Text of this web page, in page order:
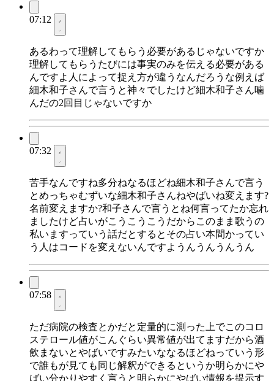
07:12
あるわって理解してもらう必要があるじゃないですか
理解してもらうたびには事実のみを伝える必要がある
んですよ人によって捉え方が違うなんだろうな例えば
細木和子さんで言うと神々でしたけど細木和子さん噛
んだの2回目じゃないですか
07:32
苦手なんですね多分ねなるほどね細木和子さんで言う
とめっちゃむずいな細木和子さんねやばいね変えます?
名前変えますか?和子さんで言うとね何言ってたか忘れ
ましたけど占いがこうこうこうだからこのまま歌うの
私いますっていう話だとするとその占い本間かってい
う人はコードを変えないんですようんうんうんうん
07:58
ただ病院の検査とかだと定量的に測った上でこのコロ
ステロール値がこんぐらい異常値が出てますだから酒
飲まないとやばいですみたいななるほどねっていう形
で誰もが見ても同じ解釈ができるというか明らかにや
ばい分かりやすく言うと明らかにやばい情報を提示す